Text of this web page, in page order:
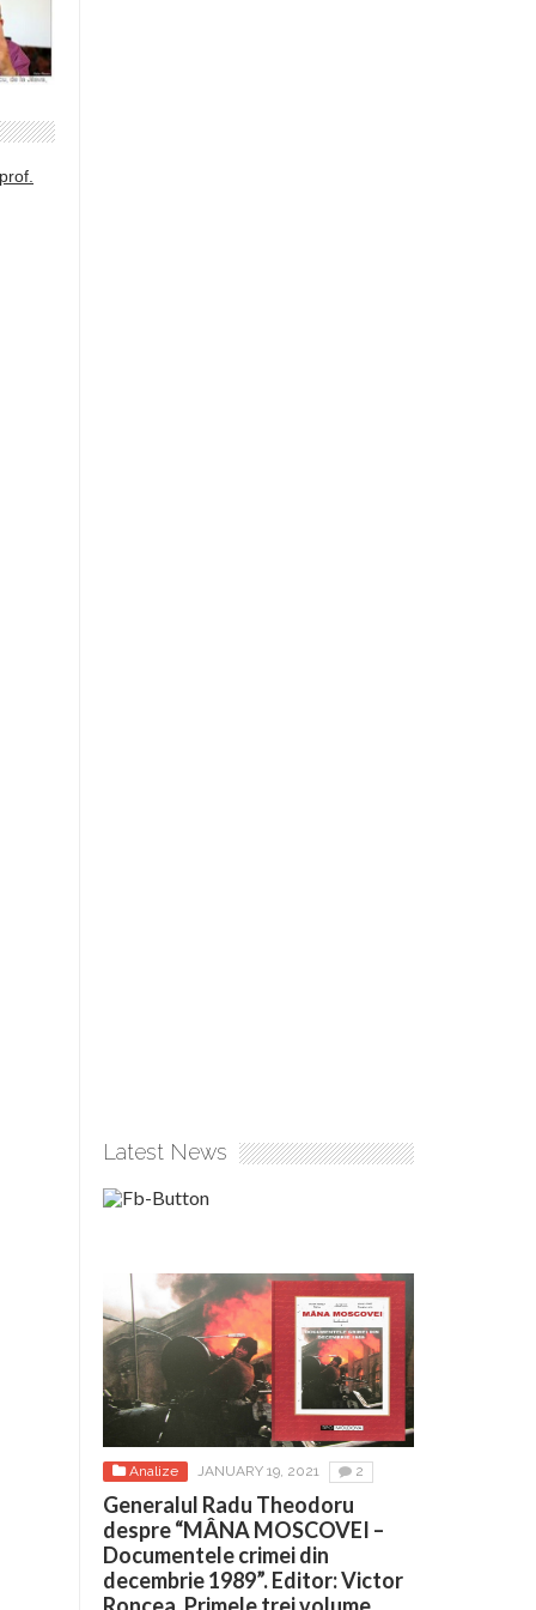
Latest News
Analize JANUARY 19, 2021 2
Generalul Radu Theodoru
despre “MÂNA MOSCOVEI –
Documentele crimei din
decembrie 1989”. Editor: Victor